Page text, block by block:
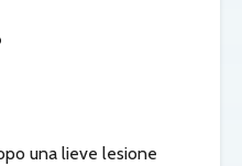
una lieve lesione